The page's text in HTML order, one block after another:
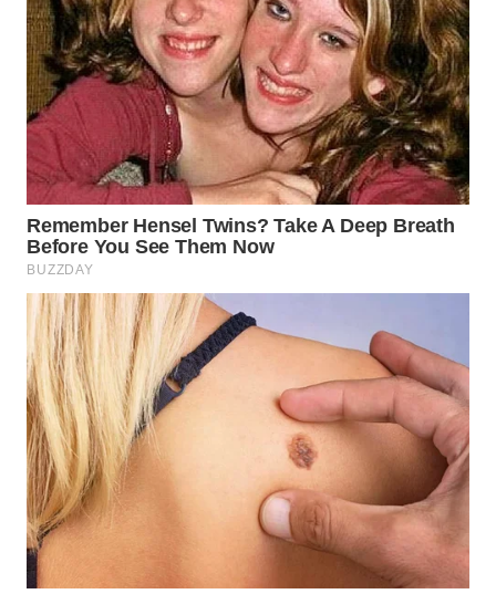
WN
PADANG
LAWAS
WN
SUMEDANG
CIANJUR
WN
KEPULAUAN
SERIBU
WN
TANGERANG
WN
BINJAI